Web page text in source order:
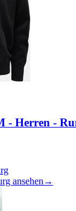
- Herren -
ansehen →